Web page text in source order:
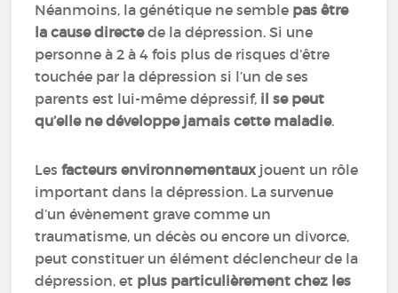
Néanmoins, la génétique ne semble pas être
la cause directede la dépression. Si une
personne à 2 à 4 fois plus de risques d’être
touchée par la dépression si l’un de ses
parents est lui-même dépressif, il se peut
qu’elle ne développe jamais cette maladie.
Lesfacteurs environnementauxjouent un rôle
important dans la dépression. La survenue
d’un évènement grave comme un
traumatisme, un décès ou encore un divorce,
peut constituer un élément déclencheur de la
dépression, et plus particulièrement chez les